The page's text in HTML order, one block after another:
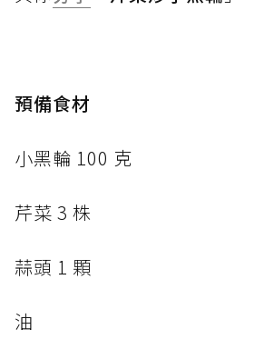
預備食材
小黑輪 100 克
芹菜 3 株
蒜頭 1 顆
油